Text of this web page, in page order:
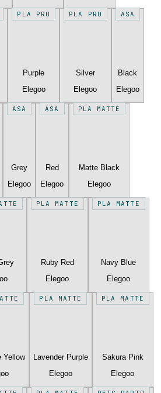
PLA PRO
Purple
Elegoo
PLA PRO
Silver
Elegoo
ASA
Black
Elegoo
ASA
Grey
Elegoo
ASA
Red
Elegoo
PLA MATTE
Matte Black
Elegoo
PLA MATTE
Ruby Red
Elegoo
PLA MATTE
Navy Blue
Elegoo
Yellow
PLA MATTE
Lavender Purple
Elegoo
PLA MATTE
Sakura Pink
Elegoo